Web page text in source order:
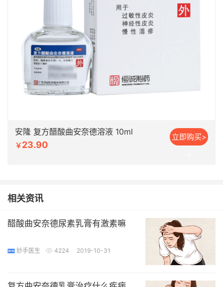
安隆 复方醋酸曲安奈德溶液 10ml
￥23.90
立即购买>
相关资讯
醋酸曲安奈德尿素乳膏有激素嘛
妙手医生 4224 2019-10-31